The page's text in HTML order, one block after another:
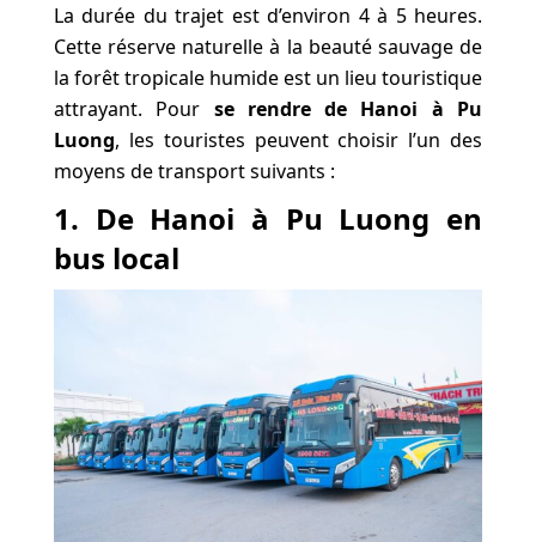
La durée du trajet est d’environ 4 à 5 heures.
Cette réserve naturelle à la beauté sauvage de
la forêt tropicale humide est un lieu touristique
attrayant. Pour se rendre de Hanoi à Pu
Luong, les touristes peuvent choisir l’un des
moyens de transport suivants :
1. De Hanoi à Pu Luong en
bus local